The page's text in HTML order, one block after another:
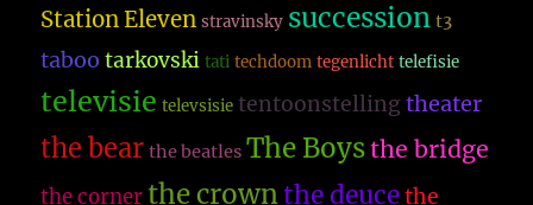
Station Eleven stravinsky succession t3
taboo tarkovski tati techdoom tegenlicht telefisie
televisie televsisie tentoonstelling theater
the bear the beatles The Boysthe bridge
the corner the crownthe deuce the